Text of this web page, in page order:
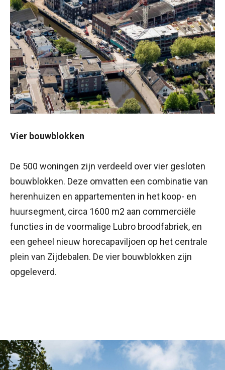
Vier bouwblokken
De 500 woningen zijn verdeeld over vier gesloten
bouwblokken. Deze omvatten een combinatie van
herenhuizen en appartementen in het koop- en
huursegment, circa 1600 m2 aan commerciële
functies in de voormalige Lubro broodfabriek, en
een geheel nieuw horecapaviljoen op het centrale
plein van Zijdebalen. De vier bouwblokken zijn
opgeleverd.